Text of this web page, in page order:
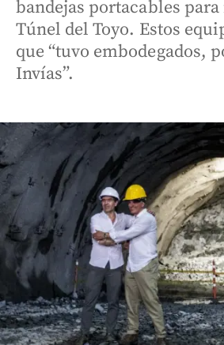
bandejas portacables
Túnel del Toyo. Estos
que “tuvo embodegados,
Invías”.